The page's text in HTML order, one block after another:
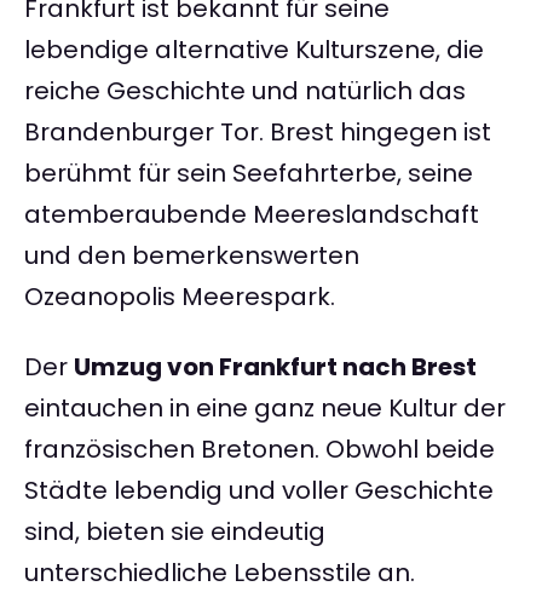
Frankfurt ist bekannt für seine
lebendige alternative Kulturszene, die
reiche Geschichte und natürlich das
Brandenburger Tor. Brest hingegen ist
berühmt für sein Seefahrterbe, seine
atemberaubende Meereslandschaft
und den bemerkenswerten
Ozeanopolis Meerespark.
Der Umzug von Frankfurt nach Brest
eintauchen in eine ganz neue Kultur der
französischen Bretonen. Obwohl beide
Städte lebendig und voller Geschichte
sind, bieten sie eindeutig
unterschiedliche Lebensstile an.